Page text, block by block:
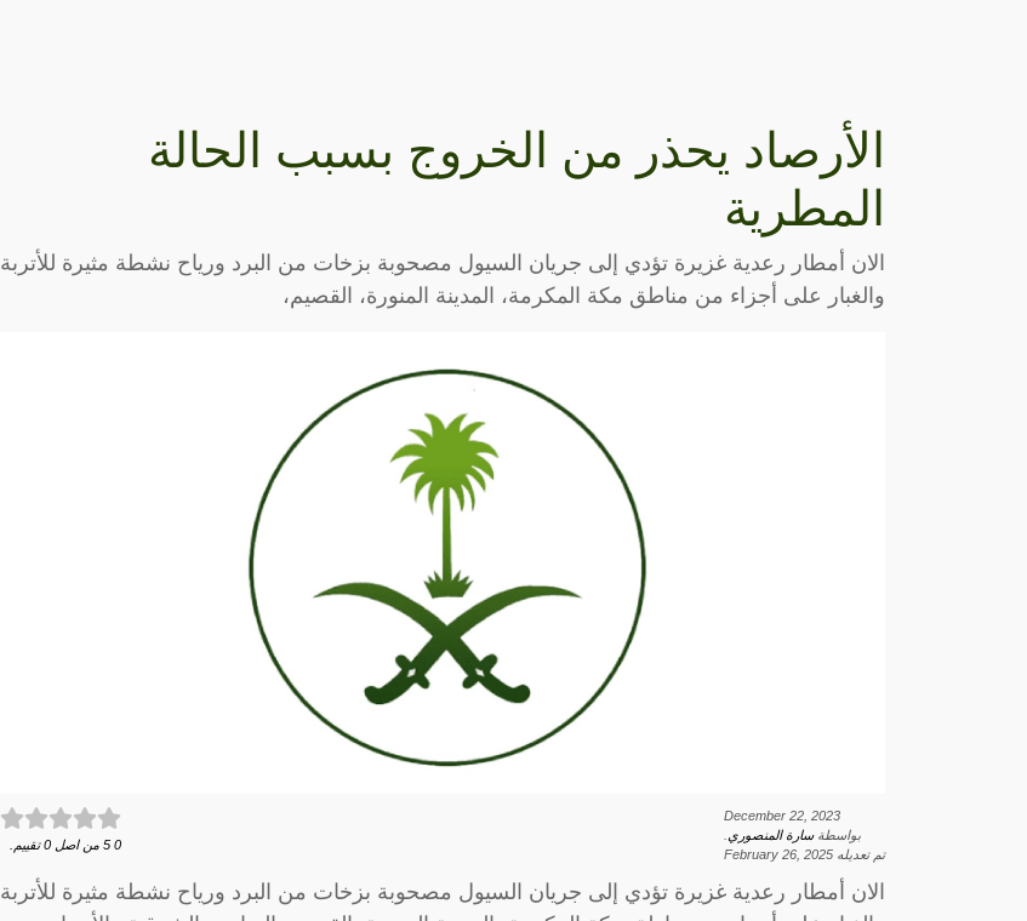
الأرصاد يحذر من الخروج بسبب الحالة
المطرية
الان أمطار رعدية غزيرة تؤدي إلى جريان السيول مصحوبة بزخات من البرد ورياح نشطة مثيرة للأتربة
والغبار على أجزاء من مناطق مكة المكرمة، المدينة المنورة، القصيم،
December 22, 2023
بواسطةسارة المنصوري
تم تعديله February 26, 2025
0
5 من اصل 0 تقييم.
الان أمطار رعدية غزيرة تؤدي إلى جريان السيول مصحوبة بزخات من البرد ورياح نشطة مثيرة للأتربة